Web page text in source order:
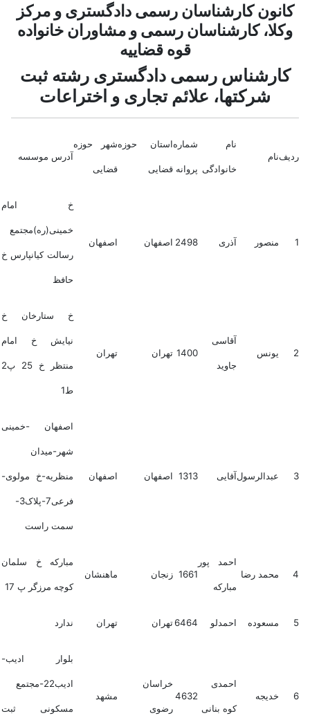
کانون کارشناسان رسمی دادگستری و مرکز
وکلا، کارشناسان رسمی و مشاوران خانواده
قوه قضاییه
کارشناس رسمی دادگستری رشته ثبت
شرکتها، علائم تجاری و اختراعات
ردیفنام
نام
خانوادگی
شماره
پروانه
استان حوزه
قضایی
شهر حوزه
قضایی
آدرس موسسه
1 منصور آذری 2498 اصفهان اصفهان
خ امام
خمینی(ره)مجتمع
رسالت کیانپارس خ
حافظ
2 یونس
آقاسی
جاوید
1400 تهران تهران
خ ستارخان خ
نیایش خ امام
منتظر خ 25 پ2
ط1
3 عبدالرسولآقایی 1313 اصفهان اصفهان
اصفهان -خمینی
شهر-میدان
منظریه-خ مولوی-
فرعی7-پلاک3-
سمت راست
4 محمد رضا
احمد پور
مبارکه
1661 زنجان ماهنشان
مبارکه خ سلمان
کوچه مرزگر پ 17
5 مسعوده احمدلو 6464تهران تهران ندارد
6 خدیجه
احمدی
کوه بنانی
4632
خراسان
رضوی
مشهد
بلوار ادیب-
ادیب22-مجتمع
مسکونی ثبت